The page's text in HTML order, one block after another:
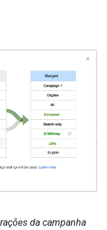
da campanha